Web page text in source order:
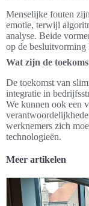
Menselijke fouten
emotie, terwijl
analyse. Beide
op de besluitvorming
Wat zijn de
De toekomst van
integratie in
We kunnen ook een
werknemers zich
technologieën.
Meer artikelen